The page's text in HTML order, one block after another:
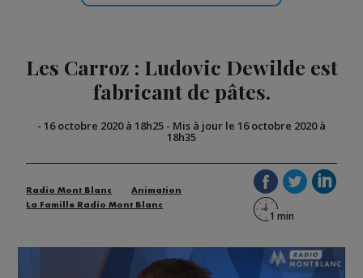
Les Carroz : Ludovic Dewilde est
fabricant de pâtes.
- 16 octobre 2020 à 18h25 - Mis à jour le 16 octobre 2020 à
18h35
Radio Mont Blanc
Animation
La Famille Radio Mont Blanc